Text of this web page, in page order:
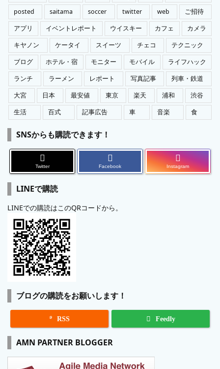
posted
saitama soccer twitter web
ご招待
アプリ
イベントレポート ウイスキー カフェ
カメラ
キヤノン
ケータイ スイーツ チェコ
テクニック
ブログ
ホテル・宿 モニター モバイル
ライフハック
ランチ
ラーメン レポート 写真記事
列車・鉄道
大宮
日本 最安値 東京 楽天 浦和
渋谷
生活
百式 記事広告 車 音楽 食
SNSからも購読できます！
Twitter Facebook Instagram
LINEで購読
LINEでの購読はこのQRコードから。
ブログの購読をお願いします！
 RSS Feedly
AMN PARTNER BLOGGER